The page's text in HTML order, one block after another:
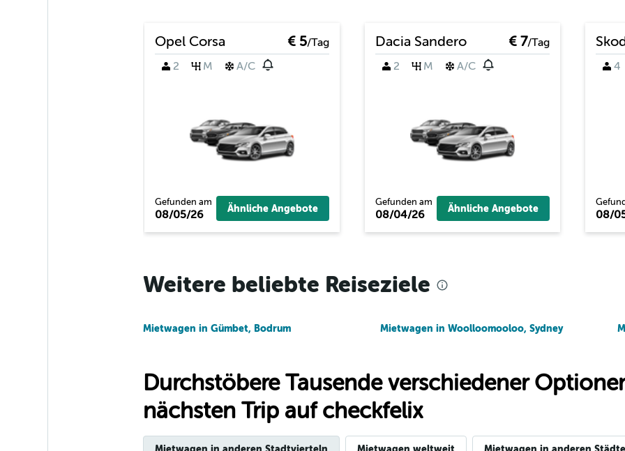
Avis
Enterprise Rent-A-Car
1 Standort
1 Standort
Opel Corsa € 5/Tag
2
M A/C
Gefunden am
08/05/26 Ähnliche Angebote
Dacia Sandero € 7/Tag
2
M A/C
Gefunden am
08/04/26 Ähnliche Angebote
4
08/
Weitere beliebte Reiseziele
Mietwagen in Gümbet, Bodrum Mietwagen in Woolloomooloo, Sydney
Durchstöbere Tausende verschiedener
nächsten Trip auf checkfelix